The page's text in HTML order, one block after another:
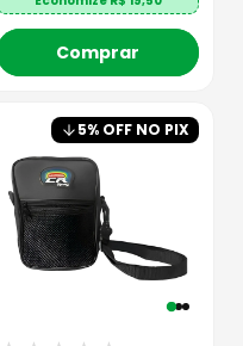
Comprar
5% OFF NO PIX